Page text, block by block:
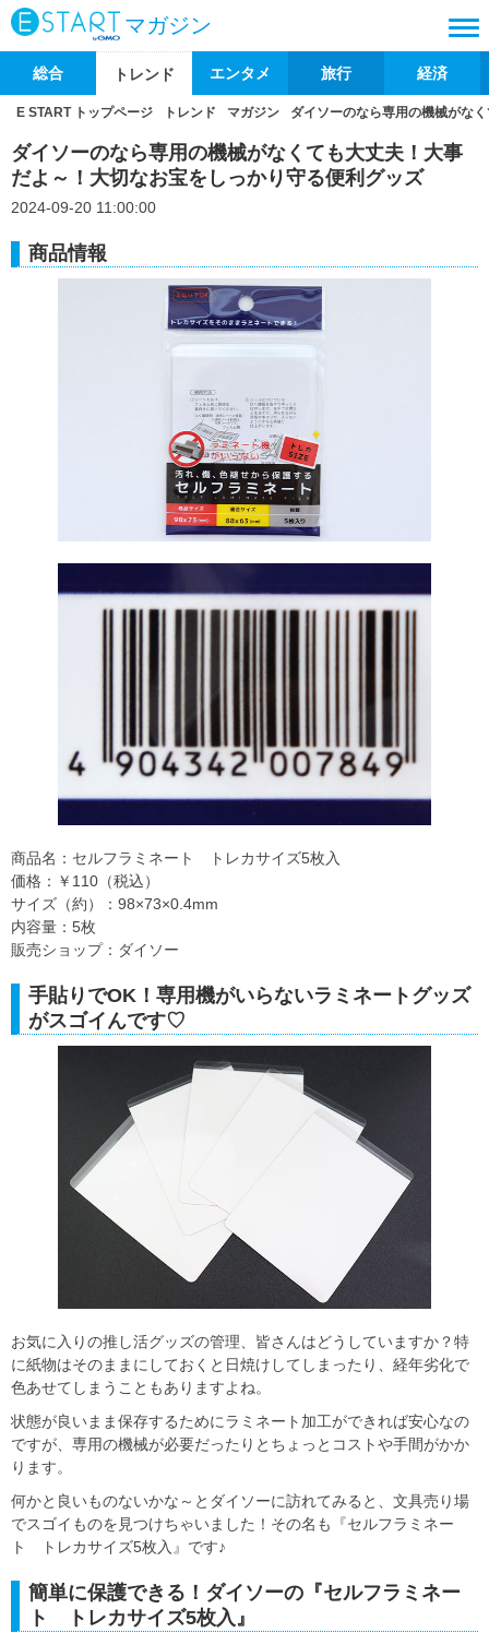
マガジン
総合 トレンド エンタメ 旅行 経済
E START トップページ トレンド マガジン ダイソーのなら専用の機械がな
ダイソーのなら専用の機械がなくても大丈夫！大事
だよ～！大切なお宝をしっかり守る便利グッズ
2024-09-20 11:00:00
商品情報
商品名：セルフラミネート トレカサイズ5枚入
価格：￥110（税込）
サイズ（約）：98×73×0.4mm
内容量：5枚
販売ショップ：ダイソー
手貼りでOK！専用機がいらないラミネートグッズ
がスゴイんです♡
お気に入りの推し活グッズの管理、皆さんはどうしていますか？特
に紙物はそのままにしておくと日焼けしてしまったり、経年劣化で
色あせてしまうこともありますよね。
状態が良いまま保存するためにラミネート加工ができれば安心なの
ですが、専用の機械が必要だったりとちょっとコストや手間がかか
ります。
何かと良いものないかな～とダイソーに訪れてみると、文具売り場
でスゴイものを見つけちゃいました！その名も『セルフラミネー
ト トレカサイズ5枚入』です♪
簡単に保護できる！ダイソーの『セルフラミネー
ト トレカサイズ5枚入』